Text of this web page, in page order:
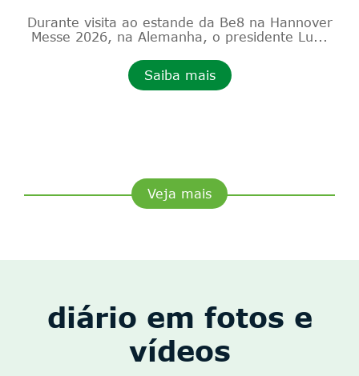
Durante visita ao estande da Be8 na Hannover
Messe 2026, na Alemanha, o presidente Lu...
Saiba mais
Veja mais
diário em fotos e
vídeos